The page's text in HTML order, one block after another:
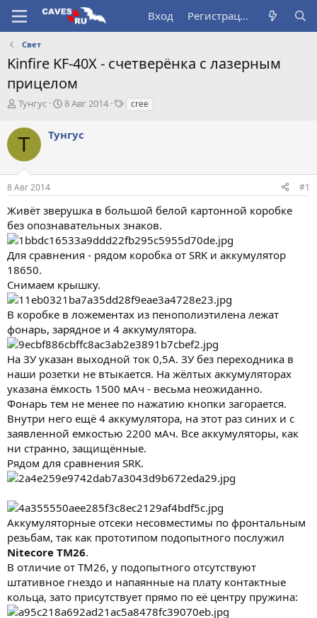
Вход Регистрация
Свет
Kinfire KF-40X - счетверёнка с лазерным
прицелом
А
т
о
р
е
м
Тунгус
Д
а
ч
а
8 Авг 2014
Тcree
Т Тунгус
8 Авг 2014 #1
Живёт зверушка в большой белой картонной коробке
без опознавательных знаков.
Для сравнения - рядом коробка от SRK и аккумулятор
18650.
Снимаем крышку.
В коробке в ложементах из пенополиэтилена лежат
фонарь, зарядное и 4 аккумулятора.
На ЗУ указан выходной ток 0,5А. ЗУ без переходника в
наши розетки не втыкается. На жёлтых аккумуляторах
указана ёмкость 1500 мАч - весьма неожиданно.
Фонарь тем не менее по нажатию кнопки загорается.
Внутри него ещё 4 аккумулятора, на этот раз синих и с
заявленной емкостью 2200 мАч. Все аккумуляторы, как
ни странно, защищённые.
Рядом для сравнения SRK.
Аккумуляторные отсеки несовместимы по фронтальным
резьбам, так как прототипом подопытного послужил
Nitecore TM26.
В отличие от ТМ26, у подопытного отсутствуют
штативное гнездо и напаянные на плату контактные
кольца, зато присутствует прямо по её центру пружина: